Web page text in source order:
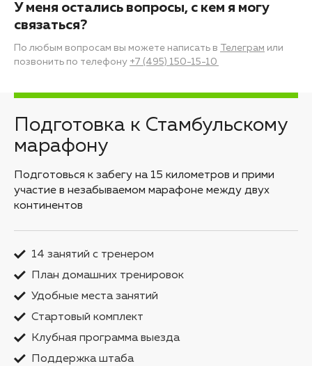
У меня остались вопросы, с кем я могу
связаться?
По любым вопросам вы можете написать в Телеграм или
позвонить по телефону +7 (495) 150-15-10
Подготовка к Стамбульскому
марафону
Подготовься к забегу на 15 километров и прими
участие в незабываемом марафоне между двух
континентов
14 занятий с тренером
План домашних тренировок
Удобные места занятий
Стартовый комплект
Клубная программа выезда
Поддержка штаба